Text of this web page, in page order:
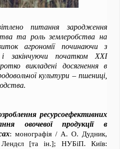
питання зародження
та роль землеробства на
агрономії починаючи з
і закінчуючи початком XXI
викладені досягнення в
культури – пшениці,
ресурсоефективних
овочевої продукції в
: монографія / А. О. Дудник,
[та ін.]; НУБіП. Київ: